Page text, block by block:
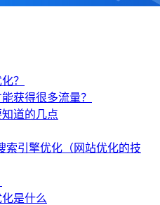
？
获得很多流量？
道的几点
索引擎优化（网站优化的技
是什么